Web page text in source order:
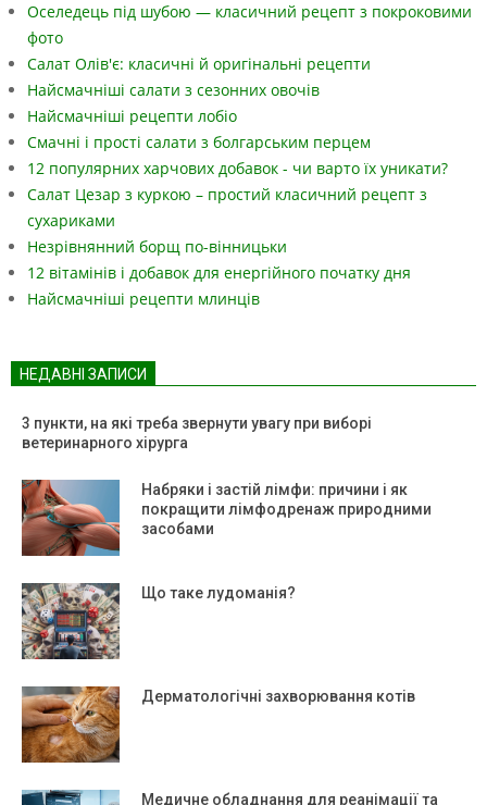
Оселедець під шубою — класичний рецепт з покроковими
фото
Салат Олів'є: класичні й оригінальні рецепти
Найсмачніші салати з сезонних овочів
Найсмачніші рецепти лобіо
Смачні і прості салати з болгарським перцем
12 популярних харчових добавок - чи варто їх уникати?
Салат Цезар з куркою – простий класичний рецепт з
сухариками
Незрівнянний борщ по-вінницьки
12 вітамінів і добавок для енергійного початку дня
Найсмачніші рецепти млинців
НЕДАВНІ ЗАПИСИ
3 пункти, на які треба звернути увагу при виборі
ветеринарного хірурга
Набряки і застій лімфи: причини і як
покращити лімфодренаж природними
засобами
Що таке лудоманія?
Дерматологічні захворювання котів
Медичне обладнання для реанімації та